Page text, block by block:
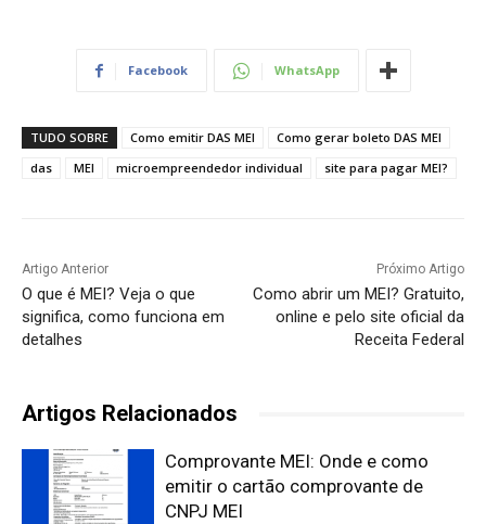
Facebook WhatsApp
TUDO SOBRE Como emitir DAS MEI
Como gerar boleto DAS MEI
das
MEI microempreendedor individual site para pagar MEI?
Artigo Anterior
O que é MEI? Veja o que
significa, como funciona em
detalhes
Próximo Artigo
Como abrir um MEI? Gratuito,
online e pelo site oficial da
Receita Federal
Artigos Relacionados
Comprovante MEI: Onde e como
emitir o cartão comprovante de
CNPJ MEI